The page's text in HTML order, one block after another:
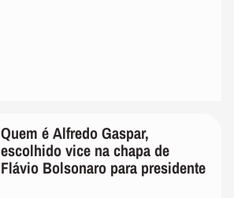
Quem é Alfredo Gaspar,
escolhido vice na chapa de
Flávio Bolsonaro para presidente